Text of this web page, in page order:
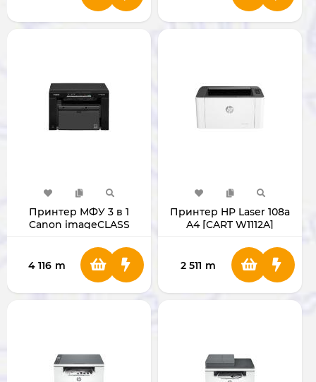
Принтер МФУ 3 в 1
Canon imageCLASS
(Сканер+Копир) Cart725
4 116 m
Принтер HP Laser 108a
A4 [CART W1112A]
2 511 m